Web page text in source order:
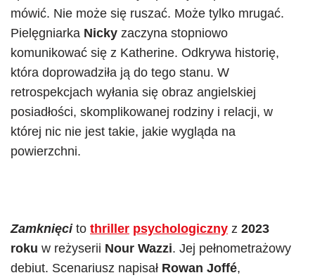
mówić. Nie może się ruszać. Może tylko mrugać.
Pielęgniarka Nicky zaczyna stopniowo
komunikować się z Katherine. Odkrywa historię,
która doprowadziła ją do tego stanu. W
retrospekcjach wyłania się obraz angielskiej
posiadłości, skomplikowanej rodziny i relacji, w
której nic nie jest takie, jakie wygląda na
powierzchni.
Zamknięcito thriller psychologiczny z 2023
roku w reżyserii Nour Wazzi. Jej pełnometrażowy
debiut. Scenariusz napisał Rowan Joffé,